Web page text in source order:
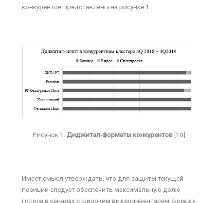
конкурентов представлены на рисунке 1.
Рисунок 1. Диджитал-форматы конкурентов [10]
Имеет смысл утверждать, что для защиты текущей
позиции следует обеспечить максимальную долю
голоса в каналах с широким видеоинвентарем. Бренду